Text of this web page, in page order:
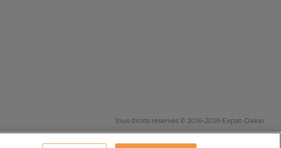
Tous droits réservés © 2016-2026 Expat-Dakar